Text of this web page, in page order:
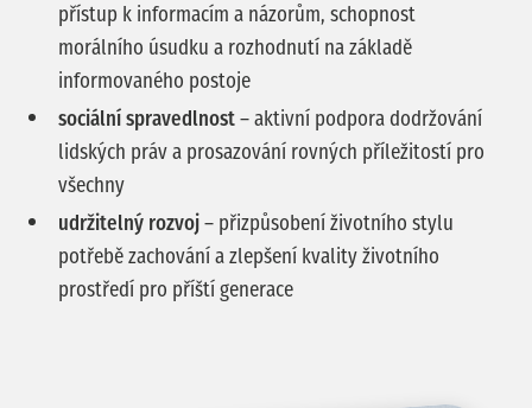
přístup k informacím a názorům, schopnost
morálního úsudku a rozhodnutí na základě
informovaného postoje
sociální spravedlnost – aktivní podpora dodržování
lidských práv a prosazování rovných příležitostí pro
všechny
udržitelný rozvoj – přizpůsobení životního stylu
potřebě zachování a zlepšení kvality životního
prostředí pro příští generace